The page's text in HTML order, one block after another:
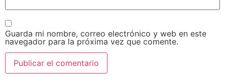
Guarda mi nombre, correo electrónico y web en este
navegador para la próxima vez que comente.